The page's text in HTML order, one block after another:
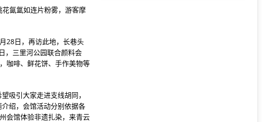
氤氲如连片粉雾，游客摩
28日，再访此地，长巷头
，三里河公园联合颜料会
咖啡、鲜花饼、手作美物等
吸引大家走进支线胡同，
绍，会馆活动分别依据各
会馆体验非遗扎染，来青云